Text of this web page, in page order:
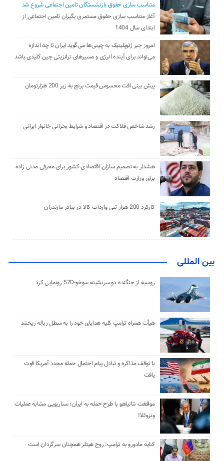
متناسب سازی حقوق بازنشستگان تامین اجتماعی شروع شد
آغاز متناسب سازی حقوق مستمری بگیران تامین اجتماعی از
ابتدای سال 1404
امروز جبر ژئوپلیتیک به چینی‌ها می‌گوید ایران تا چه اندازه
می‌تواند برای آینده انرژی و مسیرهای ترانزیتی چین کلیدی باشد
پیش بینی افت محسوس قیمت برنج به زیر 200 هزارتومان
رشد شاخص فلاکت در اقتصاد و شرایط بحرانی خانوار ایرانی
هشدار به تصمیم سازان اقتصادی کشور برای معرفی مدنی زاده
برای وزارت اقتصاد
کارکرد 200 هزار تنی واردات کالا در بنادر مازندران
بین المللی
روسیه از جنگنده دو سرنشینه سوخو-57D رونمایی کرد
هیأت همراه ترامپ کلیه هدایای خود را به سطل زباله ریختند
با توقف مذاکره و تبادل پیام احتمال حمله مجدد آمریکا قوت
یافت
موافقت نتانیاهو با طرح حمله به ایران؛ سناریویی مشابه عملیات
ونزوئلا!
کنایه مادورو به ترامپ: روح هیتلر همچنان سرگردان است